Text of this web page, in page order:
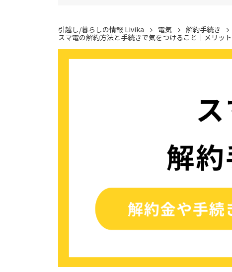
引越し/暮らしの情報 Livika 電気
解約手続き
スマ電の解約方法と手続きで気をつけること｜メリッ